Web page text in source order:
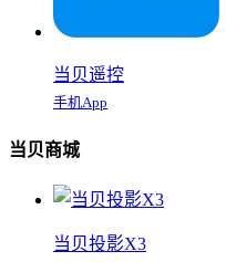
当贝遥控
手机App
当贝商城
当贝投影X3